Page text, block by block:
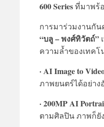
600 Seriesที่มาพร้
การมาร่วมงานกัน
“บลู – พงศ์ทิวัตถ์”
ความล้ำของเทค
· AI Image to
ภาพยนตร์ได้อย่า
· 200MP AI
ตามศิลปิน ภาพก็